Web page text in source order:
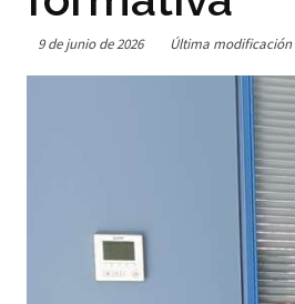
9 de junio de 2026 Última modificación